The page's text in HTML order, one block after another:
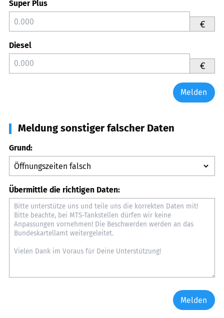
Super Plus
€
Diesel
€
Melden
Meldung sonstiger falscher Daten
Grund:
Übermittle die richtigen Daten:
Melden